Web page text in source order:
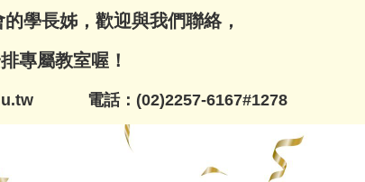
學長姊，歡迎與我們聯絡，
專屬教室喔！
電話：(02)2257-6167#1278